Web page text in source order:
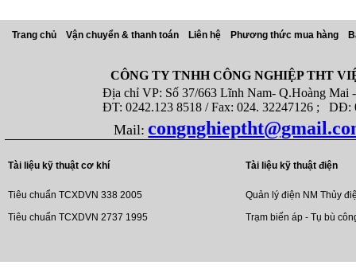
Trang chủ Vận chuyển & thanh toán Liên hệ Phương thức mua hàng
CÔNG TY TNHH CÔNG NGHIỆP THT
Địa chỉ VP: Số 37/663 Lĩnh Nam- Q.Hoàng Mai -
ĐT: 0242.123 8518 / Fax: 024. 32247126 ; DĐ:
Mail:
Tài liệu kỹ thuật cơ khí
Tiêu chuẩn TCXDVN 338 2005
Tiêu chuẩn TCXDVN 2737 1995
Tài liệu kỹ thuật điện
Quản lý điện NM Thủy
Trạm biến áp - Tụ bù